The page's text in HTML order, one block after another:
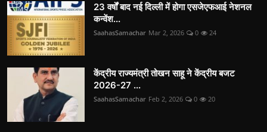
23 वर्षों बाद नई दिल्ली में होगा एसजेएफआई नेशनल
कन्वेंश...
SaahasSamachar Mar 2, 2026 0 24
केंद्रीय राज्यमंत्री तोखन साहू ने केंद्रीय बजट
2026-27 ...
SaahasSamachar Feb 2, 2026 0 20